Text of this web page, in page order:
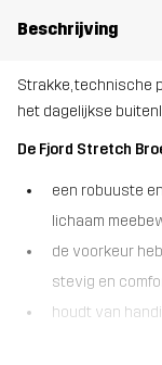
Beschrijving
Strakke, technische
het dagelijkse
De Fjord Stretch
een robuuste
lichaam
de voorkeur
stevig en
houdt van